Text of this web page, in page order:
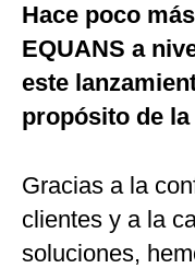
Hace poco
EQUANS a
este
propósito de
Gracias a la
clientes y a la
soluciones,